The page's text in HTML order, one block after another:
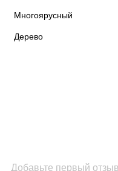
Многоярусный
Дерево
Добавьте первый отзыв